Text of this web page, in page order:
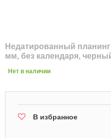
Недатированный
мм, без календаря,
Нет в наличии
В избранное